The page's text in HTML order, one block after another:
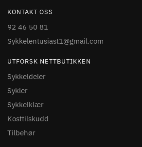
KONTAKT OSS
92 46 50 81
Sykkelentusiast1@gmail.com
UTFORSK NETTBUTIKKEN
Sykkeldeler
Sykler
Sykkelklær
Kosttilskudd
Tilbehør